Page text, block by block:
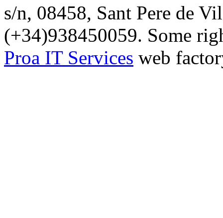
s/n, 08458, Sant Pere de
(+34)938450059. Some
Proa IT Services web